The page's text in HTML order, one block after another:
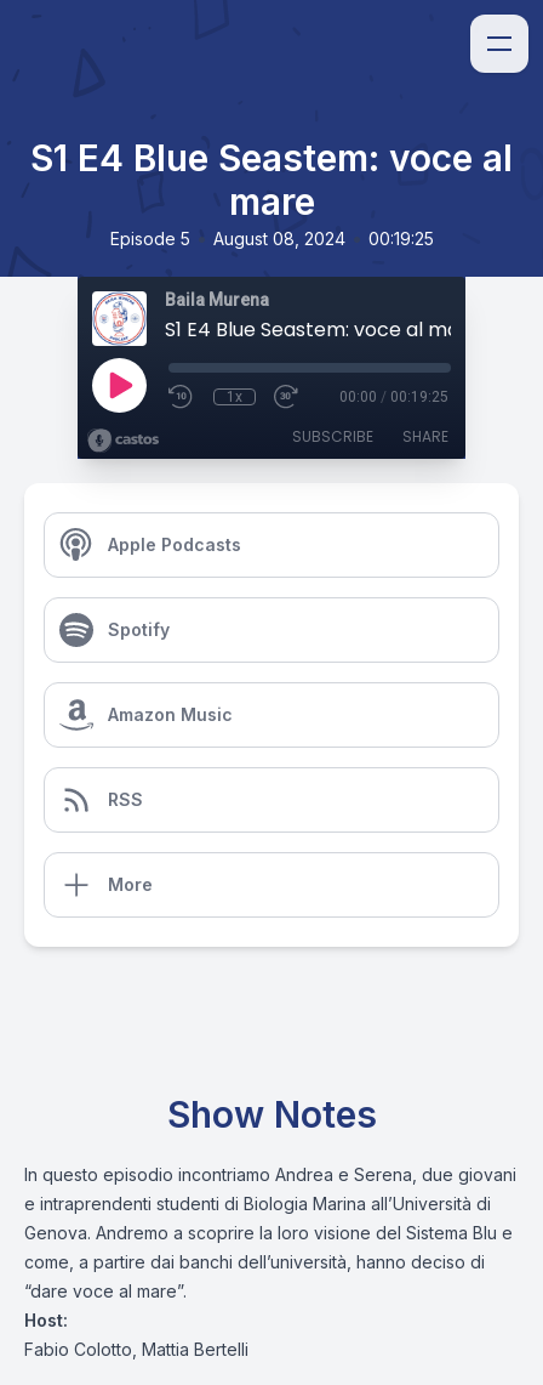
S1 E4 Blue Seastem: voce al
mare
Episode 5 • August 08, 2024 • 00:19:25
Baila Murena
S1 E4 Blue Seastem: voce al mare
1x 00:00 / 00:19:25
SUBSCRIBE SHARE
Apple Podcasts
Spotify
Amazon Music
RSS
More
Show Notes
In questo episodio incontriamo Andrea e Serena, due giovani
e intraprendenti studenti di Biologia Marina all’Università di
Genova. Andremo a scoprire la loro visione del Sistema Blu e
come, a partire dai banchi dell’università, hanno deciso di
“dare voce al mare”.
Host:
Fabio Colotto, Mattia Bertelli